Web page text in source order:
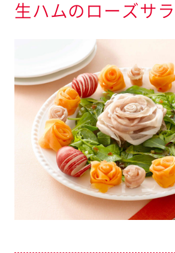
c
s
e
生ハムのローズサ